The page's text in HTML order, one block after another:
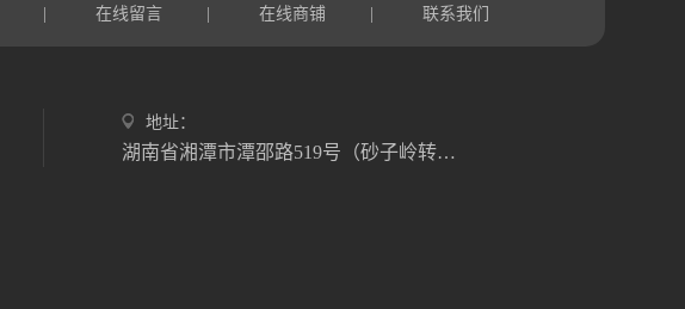
在线留言 在线商铺 联系我们
地址：
湖南省湘潭市潭邵路519号（砂子岭转盘往湘乡方向1.2公里）